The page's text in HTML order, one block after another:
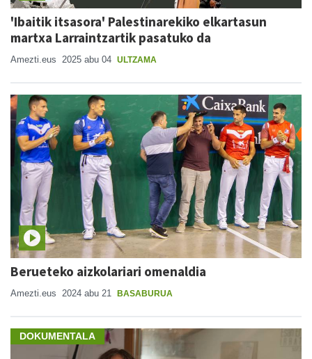
'Ibaitik itsasora' Palestinarekiko elkartasun
martxa Larraintzartik pasatuko da
Amezti.eus 2025 abu 04 ULTZAMA
Berueteko aizkolariari omenaldia
Amezti.eus 2024 abu 21 BASABURUA
DOKUMENTALA